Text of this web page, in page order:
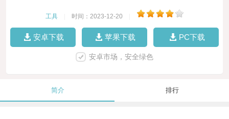
工具 时间：2023-12-20
安卓下载 苹果下载 PC下载
安卓市场，安全绿色
简介 排行